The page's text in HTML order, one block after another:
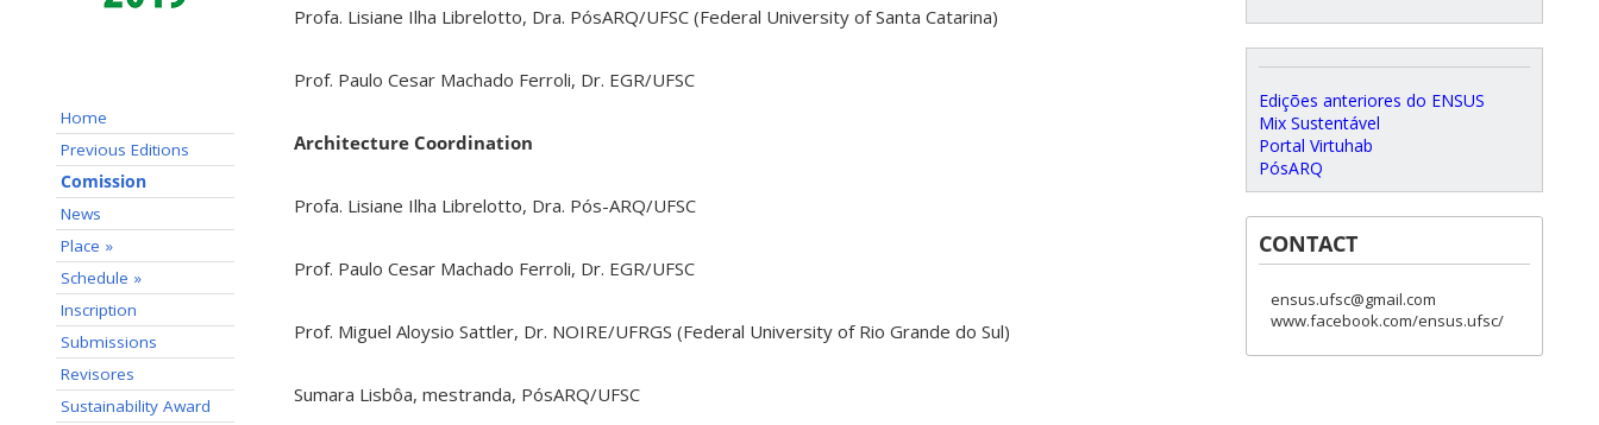
Home
Previous Editions
Comission
News
Place »
Schedule »
Inscription
Submissions
Revisores
Sustainability Award
Profa. Lisiane Ilha Librelotto, Dra. PósARQ/UFSC (Federal University of Santa Catarina)
Prof. Paulo Cesar Machado Ferroli, Dr. EGR/UFSC
Architecture Coordination
Profa. Lisiane Ilha Librelotto, Dra. Pós-ARQ/UFSC
Prof. Paulo Cesar Machado Ferroli, Dr. EGR/UFSC
Prof. Miguel Aloysio Sattler, Dr. NOIRE/UFRGS (Federal University of Rio Grande do Sul)
Sumara Lisbôa, mestranda, PósARQ/UFSC
Edições anteriores do ENSUS
Mix Sustentável
Portal Virtuhab
PósARQ
CONTACT
ensus.ufsc@gmail.com
www.facebook.com/ensus.ufsc/